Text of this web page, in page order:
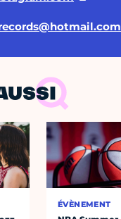
ÉVÈNEMENT